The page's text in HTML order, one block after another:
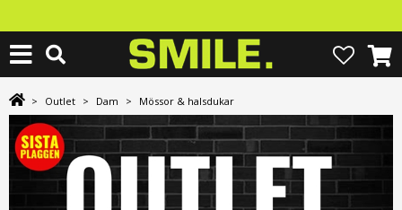
> Outlet > Dam > Mössor & halsdukar